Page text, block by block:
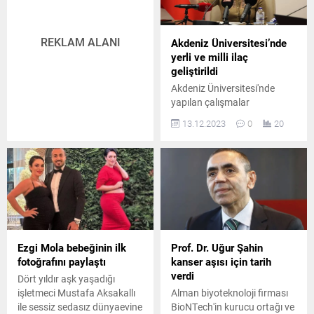
milyar 409 milyon
olduğunu...
REKLAM ALANI
Akdeniz Üniversitesi’nde
yerli ve milli ilaç
geliştirildi
Akdeniz Üniversitesi'nde
yapılan çalışmalar
kanser tedavisi, Covid ve
hastalıklarının yoğun bakım
süreçlerinde kullanılmak
üzere yerli ve milli bir ilaç
geliştirildi. İlacın dünya ilaç
piyasasında 4 benzeri
bulunuyor ve kısa sürede
piyasaya sunulması
planlanıyor.
13.12.2023 0 20
Ezgi Mola bebeğinin ilk
fotoğrafını paylaştı
Dört yıldır aşk yaşadığı
işletmeci Mustafa Aksakallı
ile sessiz sedasız dünyaevine
Prof. Dr. Uğur Şahin
kanser aşısı için tarih
verdi
Alman biyoteknoloji firması
BioNTech'in kurucu ortağı ve